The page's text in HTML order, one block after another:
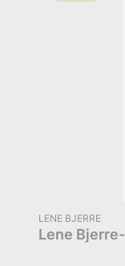
PRODUCENT
LENE BJERRE
Lene